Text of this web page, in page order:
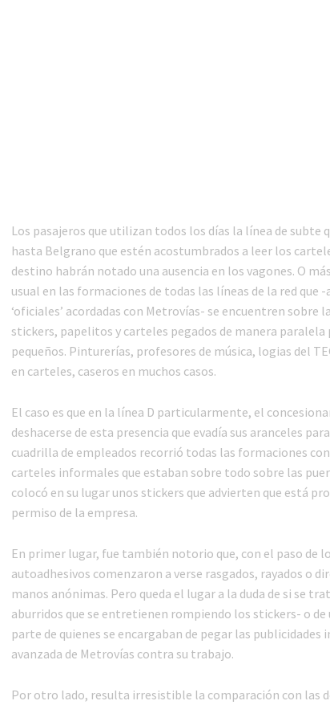
Los pasajeros que utilizan todos los días la línea de subte
hasta Belgrano que estén acostumbrados a leer los
destino habrán notado una ausencia en los vagones. O
usual en las formaciones de todas las líneas de la red que
‘oficiales’ acordadas con Metrovías- se encuentren sobre
stickers, papelitos y carteles pegados de manera
pequeños. Pinturerías, profesores de música, logias del
en carteles, caseros en muchos casos.
El caso es que en la línea D particularmente, el
deshacerse de esta presencia que evadía sus aranceles
cuadrilla de empleados recorrió todas las formaciones
carteles informales que estaban sobre todo sobre las
colocó en su lugar unos stickers que advierten que está
permiso de la empresa.
En primer lugar, fue también notorio que, con el paso de
autoadhesivos comenzaron a verse rasgados, rayados o
manos anónimas. Pero queda el lugar a la duda de si se
aburridos que se entretienen rompiendo los stickers- o
parte de quienes se encargaban de pegar las
avanzada de Metrovías contra su trabajo.
Por otro lado, resulta irresistible la comparación con las